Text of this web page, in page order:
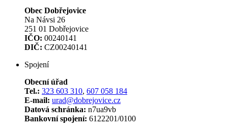
Obec Dobřejovice
Na Návsi 26
251 01 Dobřejovice
IČO: 00240141
DIČ: CZ00240141
Spojení
Obecní úřad
Tel.: 323 603 310, 607 058 184
E-mail: urad@dobrejovice.cz
Datová schránka: n7ua9vb
Bankovní spojení: 6122201/0100